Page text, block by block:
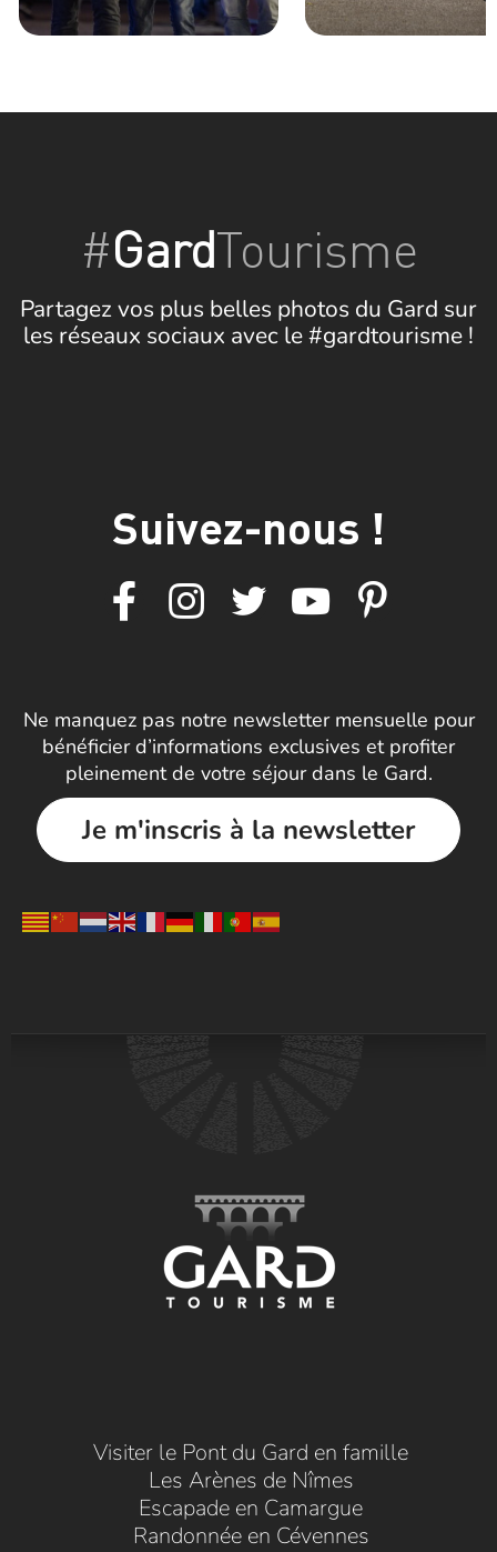
#GardTourisme
Partagez vos plus belles photos du Gard sur
les réseaux sociaux avec le #gardtourisme !
Suivez-nous !
Ne manquez pas notre newsletter mensuelle pour
bénéficier d’informations exclusives et profiter
pleinement de votre séjour dans le Gard.
Je m'inscris à la newsletter
Visiter le Pont du Gard en famille
Les Arènes de Nîmes
Escapade en Camargue
Randonnée en Cévennes